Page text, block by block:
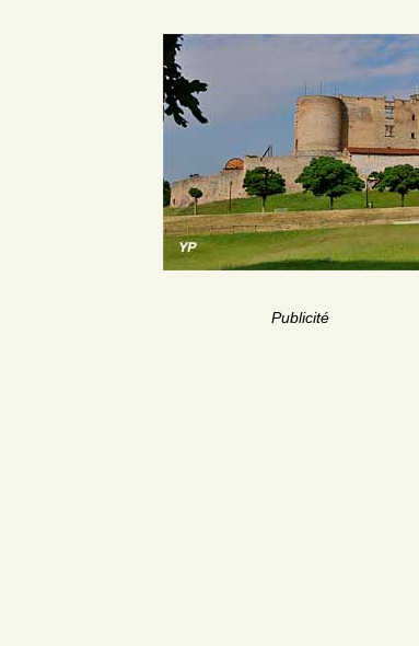
Publicité